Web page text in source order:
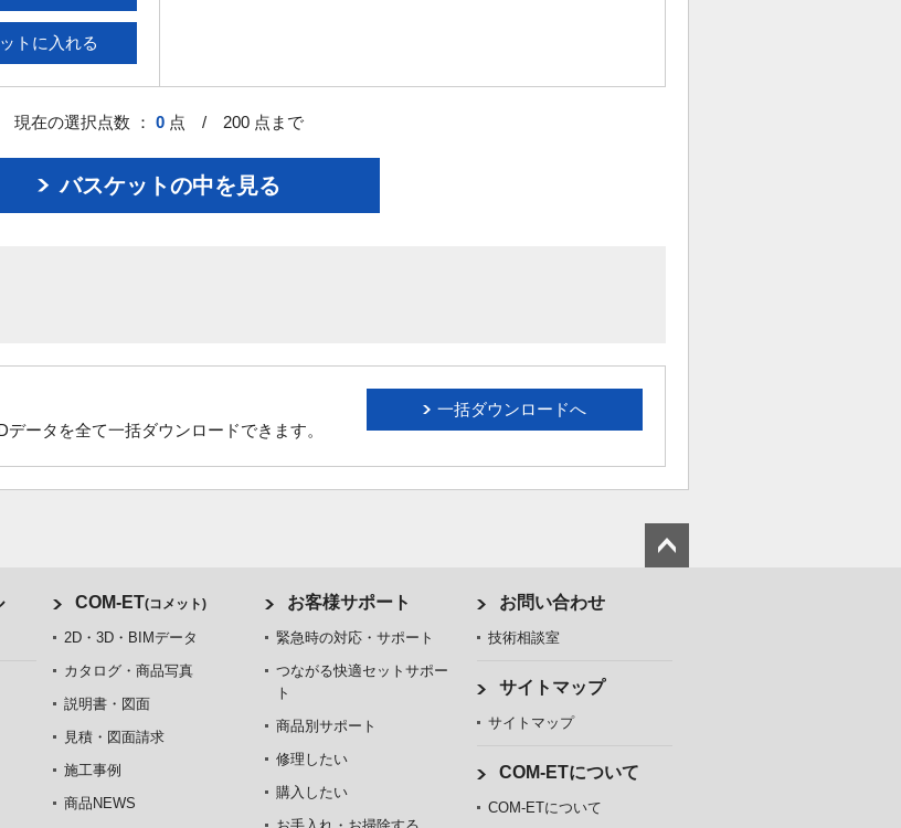
トに入れる
現在の選択点数 ： 0 点 / 200 点まで
バスケットの中を見る
一括ダウンロードへ
ータを全て一括ダウンロードできます。
COM-ET(コメット)
2D・3D・BIMデータ
カタログ・商品写真
説明書・図面
見積・図面請求
施工事例
商品NEWS
お客様サポート
緊急時の対応・サポート
つながる快適セットサポー
ト
商品別サポート
修理したい
購入したい
お問い合わせ
技術相談室
サイトマップ
サイトマップ
COM-ETについて
COM-ETについて